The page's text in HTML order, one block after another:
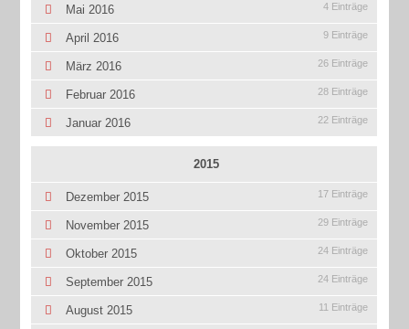
Mai 2016 4 Einträge
April 2016 9 Einträge
März 2016 26 Einträge
Februar 2016 28 Einträge
Januar 2016 22 Einträge
2015
Dezember 2015 17 Einträge
November 2015 29 Einträge
Oktober 2015 24 Einträge
September 2015 24 Einträge
August 2015 11 Einträge